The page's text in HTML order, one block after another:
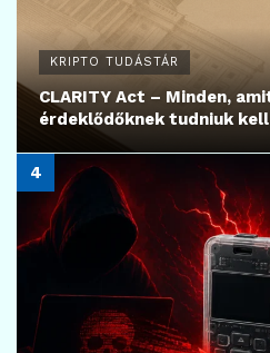
KRIPTO TUDÁSTÁR
CLARITY Act – Minden,
érdeklődőknek tudniuk kell